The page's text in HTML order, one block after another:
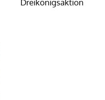
Dreikönigsaktion